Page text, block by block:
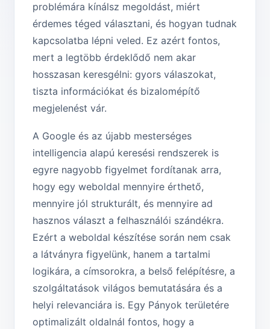
problémára kínálsz megoldást, miért
érdemes téged választani, és hogyan tudnak
kapcsolatba lépni veled. Ez azért fontos,
mert a legtöbb érdeklődő nem akar
hosszasan keresgélni: gyors válaszokat,
tiszta információkat és bizalomépítő
megjelenést vár.
A Google és az újabb mesterséges
intelligencia alapú keresési rendszerek is
egyre nagyobb figyelmet fordítanak arra,
hogy egy weboldal mennyire érthető,
mennyire jól strukturált, és mennyire ad
hasznos választ a felhasználói szándékra.
Ezért a weboldal készítése során nem csak
a látványra figyelünk, hanem a tartalmi
logikára, a címsorokra, a belső felépítésre, a
szolgáltatások világos bemutatására és a
helyi relevanciára is. Egy Pányok területére
optimalizált oldalnál fontos, hogy a